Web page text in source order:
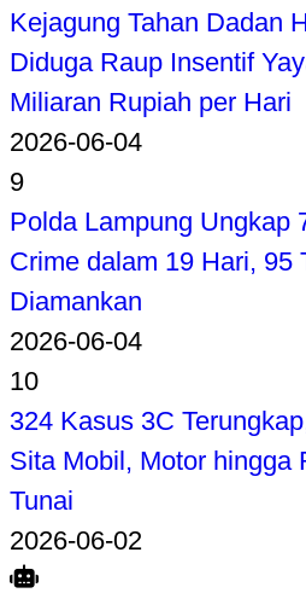
Kejagung Tahan Dadan
Diduga Raup Insentif
Miliaran Rupiah per Hari
2026-06-04
9
Polda Lampung Ungkap
Crime dalam 19 Hari, 95
Diamankan
2026-06-04
10
324 Kasus 3C
Sita Mobil, Motor hingga
Tunai
2026-06-02